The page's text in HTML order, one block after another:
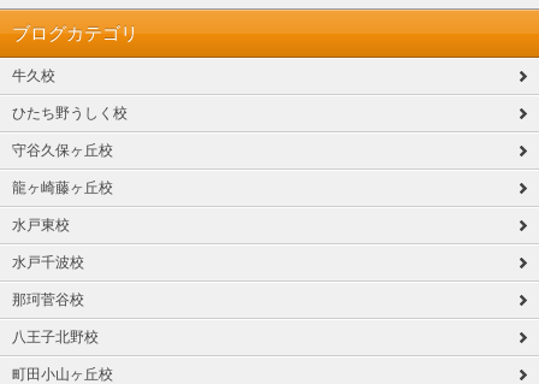
ブログカテゴリ
牛久校
ひたち野うしく校
守谷久保ヶ丘校
龍ヶ崎藤ヶ丘校
水戸東校
水戸千波校
那珂菅谷校
八王子北野校
町田小山ヶ丘校